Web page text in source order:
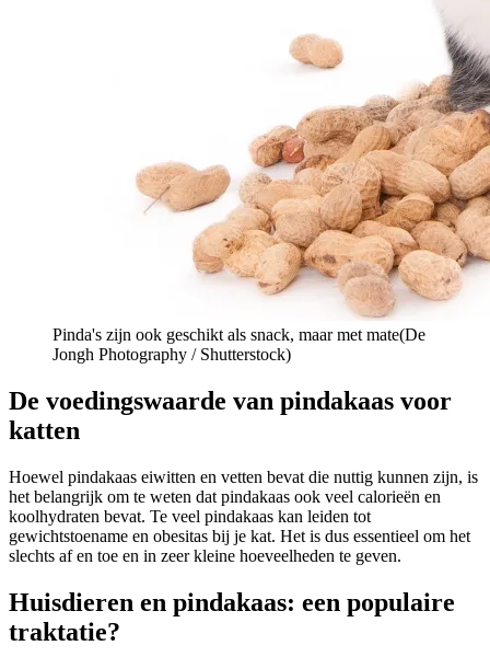
Pinda's zijn ook geschikt als snack, maar met mate(De
Jongh Photography / Shutterstock)
De voedingswaarde van pindakaas voor
katten
Hoewel pindakaas eiwitten en vetten bevat die nuttig kunnen zijn, is
het belangrijk om te weten dat pindakaas ook veel calorieën en
koolhydraten bevat. Te veel pindakaas kan leiden tot
gewichtstoename en obesitas bij je kat. Het is dus essentieel om het
slechts af en toe en in zeer kleine hoeveelheden te geven.
Huisdieren en pindakaas: een populaire
traktatie?